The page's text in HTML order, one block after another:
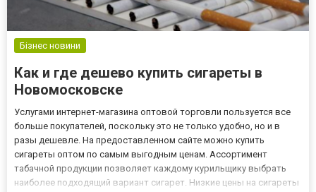
Бізнес новини
Как и где дешево купить сигареты в
Новомосковске
Услугами интернет-магазина оптовой торговли пользуется все
больше покупателей, поскольку это не только удобно, но и в
разы дешевле. На предоставленном сайте можно купить
сигареты оптом по самым выгодным ценам. Ассортимент
табачной продукции позволяет каждому курильщику выбрать
наиболее подходящий вариант сигарет. Низкие цены на сигареты